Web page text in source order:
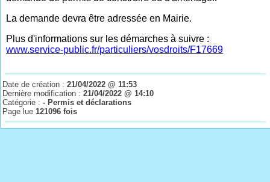
La demande devra être adressée en Mairie.
Plus d'informations sur les démarches à suivre :
www.service-public.fr/particuliers/vosdroits/F17669
Date de création :21/04/2022 @ 11:53
Dernière modification :21/04/2022 @ 14:10
Catégorie :- Permis et déclarations
Page lue121096 fois